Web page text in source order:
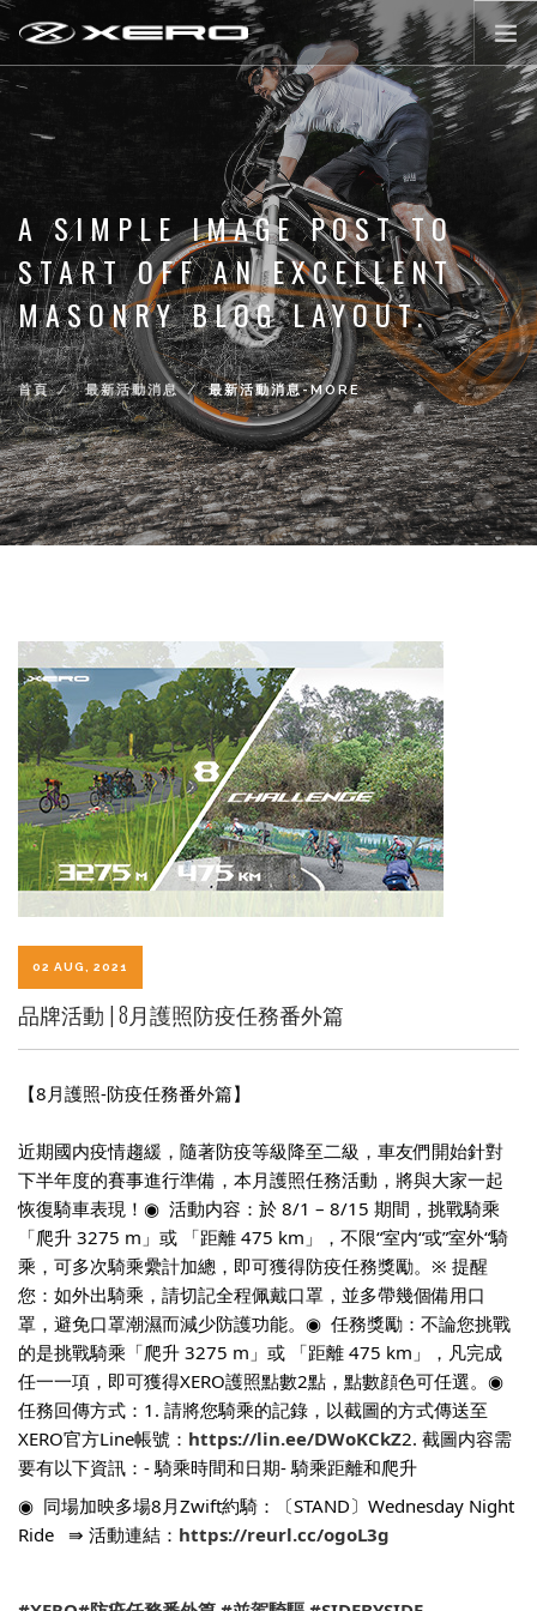
XERO WORLD
最新活動消息
登入/註冊
前往購物
LANGUAGE
A SIMPLE IMAGE POST TO
START OFF AN EXCELLENT
MASONRY BLOG LAYOUT.
首頁 最新活動消息 最新活動消息-MORE
02 AUG, 2021
品牌活動 | 8月護照防疫任務番外篇
【8月護照-防疫任務番外篇】​
近期國内疫情趨緩，隨著防疫等級降至二級，車友們開始針對
下半年度的賽事進行準備，本月護照任務活動，將與大家一起
恢復騎車表現！​ ◉ ​ 活動内容：​ 於 8/1 – 8/15 期間，挑戰騎乘
「爬升 3275 m」或 「距離 475 km」，不限“室内“或”室外“騎
乘，可多次騎乘纍計加總，即可獲得防疫任務獎勵。​ ※ 提醒
您：如外出騎乘，請切記全程佩戴口罩，並多帶幾個備用口
罩，避免口罩潮濕而減少防護功能。​ ◉ ​ 任務獎勵：​ 不論您挑戰
的是挑戰騎乘「爬升 3275 m」或 「距離 475 km」，凡完成
任一一項，即可獲得XERO護照點數2點，點數顔色可任選。​ ◉ ​
任務回傳方式：​ 1. 請將您騎乘的記錄，以截圖的方式傳送至
XERO官方Line帳號： https://lin.ee/DWoKCkZ​2. 截圖内容需
要有以下資訊：​ - 騎乘時間和日期​- 騎乘距離和爬升​
◉ ​ 同場加映多場8月Zwift約騎：​
〔STAND〕Wednesday Night
Ride​ ​ ​ ​ ⇛ 活動連結： https://reurl.cc/ogoL3g​